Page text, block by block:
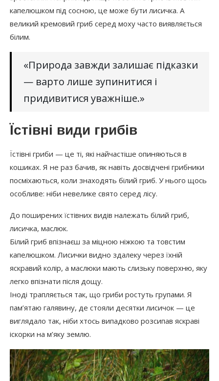
капелюшком під сосною, це може бути лисичка. А
великий кремовий гриб серед моху часто виявляється
білим.
«Природа завжди залишає підказки
— варто лише зупинитися і
придивитися уважніше.»
Їстівні види грибів
Їстівні гриби — це ті, які найчастіше опиняються в
кошиках. Я не раз бачив, як навіть досвідчені грибники
посміхаються, коли знаходять білий гриб. У нього щось
особливе: ніби невелике свято серед лісу.
До поширених їстівних видів належать білий гриб,
лисичка, маслюк.
Білий гриб впізнаєш за міцною ніжкою та товстим
капелюшком. Лисички видно здалеку через їхній
яскравий колір, а маслюки мають слизьку поверхню, яку
легко впізнати після дощу.
Іноді трапляється так, що гриби ростуть групами. Я
пам’ятаю галявину, де стояли десятки лисичок — це
виглядало так, ніби хтось випадково розсипав яскраві
іскорки на м’яку землю.